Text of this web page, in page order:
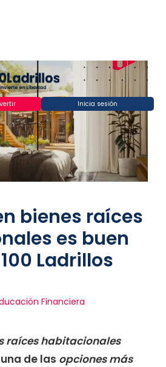
Inicia sesión
bienes raíces
es buen
Ladrillos
Financiera
raíces habitacionales
de las opciones más